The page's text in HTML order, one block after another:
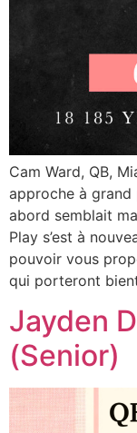
Cam Ward, QB,
approche à grand
abord semblait
Play s’est à
pouvoir vous
qui porteront
Jayden
(Senior)